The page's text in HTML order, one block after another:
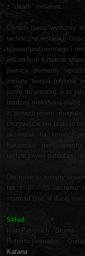
z "death" metalem.
Co ich nieco wyróżnia
techniczne wstawki.
typowo podziemnego i
wściekłych Azteków
piwnicy elementy
zmiany tempa (płynnie
jazdę do przodu), a to
bardziej melodyjną
z powodzeniem
Oczywiście nie brakuje
akcentów na koniec,
Natomiast ten
technicznymi patentami,
Dla mnie to kolejny
tak z 10 - 15 lat temu to
stamtąd brać w dużej
Skład:
Ivan Petrovich - Drums
Roberto Granados -
Katana